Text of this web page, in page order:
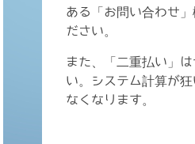
ある「お問い合わせ
ださい。
また、「二重払い」
い。システム計算が
なくなります。